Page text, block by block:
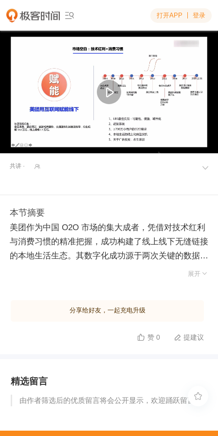
 打开APP 登录

共讲 · 
本节摘要
美团作为中国 O2O 市场的集大成者，凭借对技术红利
与消费习惯的精准把握，成功构建了线上线下无缝链接
的本地生活生态。其数字化成功源于两次关键的数据决
策：首先，在“千团大战”中，创始人王兴基于数据判断
目烧钱的竞争对手。其次，美团运用宏观数据推演发现
脑”系统，实现订单高效分配与路径优化，将微利的外
用互联网技术赋能传统行业。美团的案例表明，数字化
转型的核心逻辑在于打破行业边界，从宏观大盘推演市
展开 
分享给好友，一起充电升级
 赞 0  提建议
精选留言
由作者筛选后的优质留言将会公开显示，欢迎踊跃留言。
